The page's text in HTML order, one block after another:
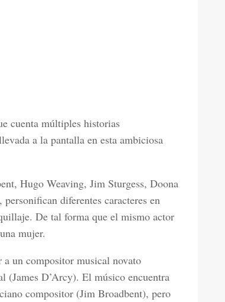
cuenta múltiples historias
a la pantalla en esta ambiciosa
Hugo Weaving, Jim Sturgess, Doona
diferentes caracteres en
De tal forma que el mismo actor
mujer.
a un compositor musical novato
(James D’Arcy). El músico encuentra
compositor (Jim Broadbent), pero